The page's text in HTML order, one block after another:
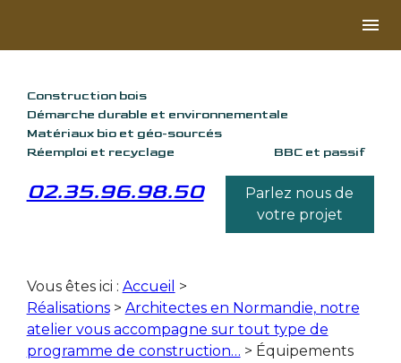
menu
Construction bois
Démarche durable et environnementale
Matériaux bio et géo-sourcés
Réemploi et recyclage
BBC et passif
02.35.96.98.50
Parlez nous de
votre projet
Vous êtes ici : Accueil >
Réalisations> Architectes en Normandie, notre
atelier vous accompagne sur tout type de
programme de construction… > Équipements